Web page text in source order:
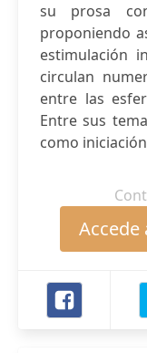
su prosa
proponiendo
estimulación
circulan
entre las
Entre sus
como